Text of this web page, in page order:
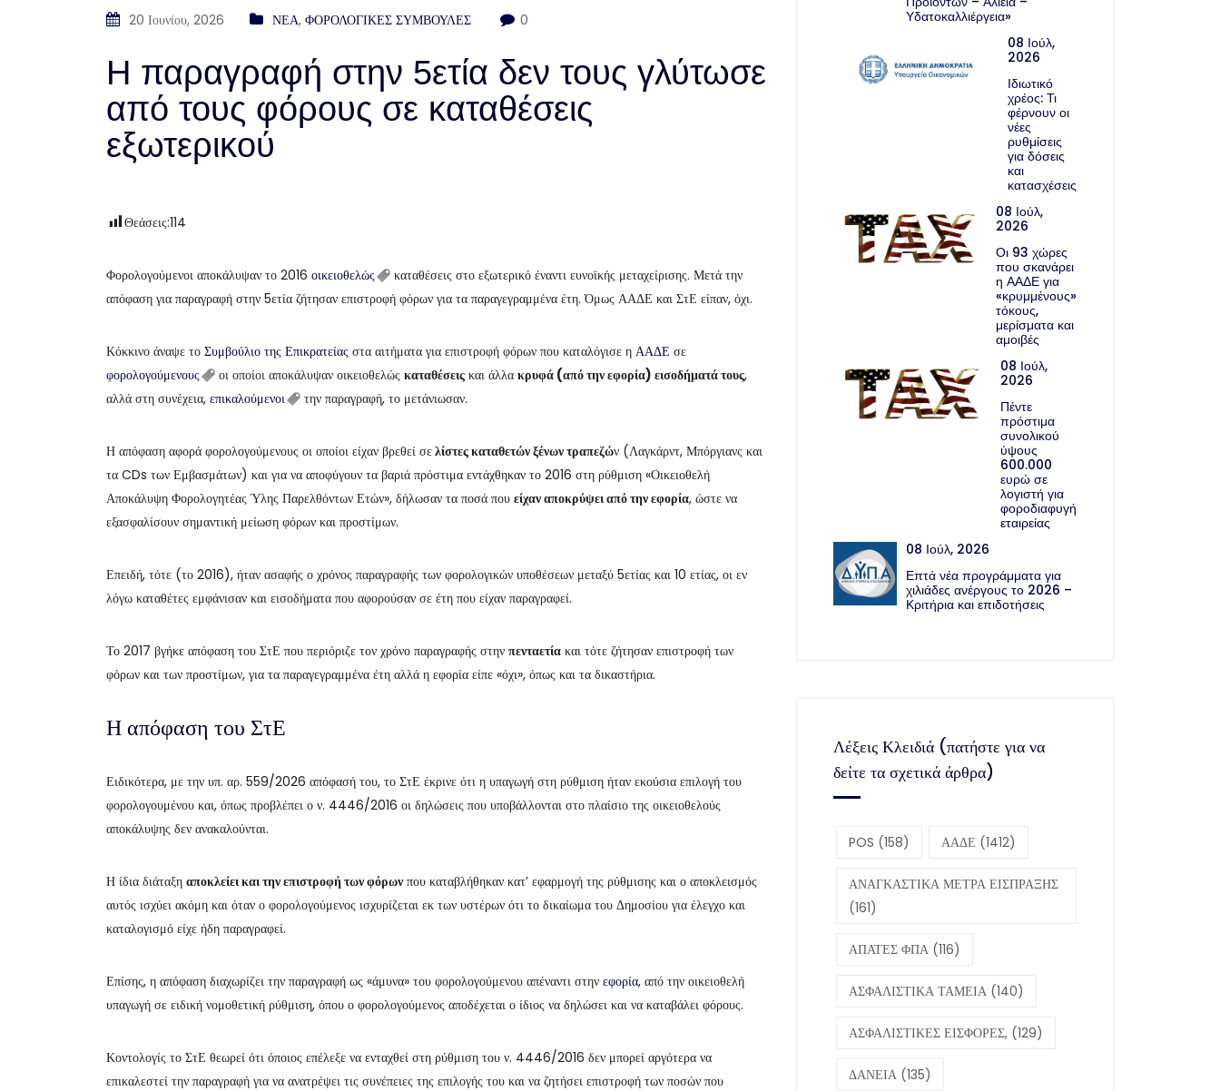
20 Ιουνίου, 2026 ΝΕΑ, ΦΟΡΟΛΟΓΙΚΕΣ ΣΥΜΒΟΥΛΕΣ 0
Η παραγραφή στην 5ετία δεν τους γλύτωσε
από τους φόρους σε καταθέσεις
εξωτερικού
Θεάσεις:114
Φορολογούμενοι αποκάλυψαν το 2016 οικειοθελώς
καταθέσεις στο εξωτερικό έναντι ευνοϊκής μεταχείρισης. Μετά την
απόφαση για παραγραφή στην 5ετία ζήτησαν επιστροφή φόρων για τα παραγεγραμμένα έτη. Όμως ΑΑΔΕ και ΣτΕ είπαν, όχι.
Κόκκινο άναψε το Συμβούλιο της Επικρατείας στα αιτήματα για επιστροφή φόρων που καταλόγισε η ΑΑΔΕ σε
φορολογούμενους
οι οποίοι αποκάλυψαν οικειοθελώς καταθέσεις και άλλα κρυφά (από την εφορία) εισοδήματά τους,
αλλά στη συνέχεια, επικαλούμενοι την παραγραφή, το μετάνιωσαν.
Η απόφαση αφορά φορολογούμενους οι οποίοι είχαν βρεθεί σελίστες καταθετών ξένων τραπεζών (Λαγκάρντ, Μπόργιανς και
τα CDs των Εμβασμάτων) και για να αποφύγουν τα βαριά πρόστιμα εντάχθηκαν το 2016 στη ρύθμιση «Οικειοθελή
Αποκάλυψη Φορολογητέας Ύλης Παρελθόντων Ετών», δήλωσαν τα ποσά που είχαν αποκρύψει από την εφορία, ώστε να
εξασφαλίσουν σημαντική μείωση φόρων και προστίμων.
Επειδή, τότε (το 2016), ήταν ασαφής ο χρόνος παραγραφής των φορολογικών υποθέσεων μεταξύ 5ετίας και 10 ετίας, οι εν
λόγω καταθέτες εμφάνισαν και εισοδήματα που αφορούσαν σε έτη που είχαν παραγραφεί.
Το 2017 βγήκε απόφαση του ΣτΕ που περιόριζε τον χρόνο παραγραφής στην πενταετία και τότε ζήτησαν επιστροφή των
φόρων και των προστίμων, για τα παραγεγραμμένα έτη αλλά η εφορία είπε «όχι», όπως και τα δικαστήρια.
Η απόφαση του ΣτΕ
Ειδικότερα, με την υπ. αρ. 559/2026 απόφασή του, το ΣτΕ έκρινε ότι η υπαγωγή στη ρύθμιση ήταν εκούσια επιλογή του
φορολογουμένου και, όπως προβλέπει ο ν. 4446/2016 οι δηλώσεις που υποβάλλονται στο πλαίσιο της οικειοθελούς
αποκάλυψης δεν ανακαλούνται.
Η ίδια διάταξη αποκλείει και την επιστροφή των φόρων που καταβλήθηκαν κατ’ εφαρμογή της ρύθμισης και ο αποκλεισμός
αυτός ισχύει ακόμη και όταν ο φορολογούμενος ισχυρίζεται εκ των υστέρων ότι το δικαίωμα του Δημοσίου για έλεγχο και
καταλογισμό είχε ήδη παραγραφεί.
Επίσης, η απόφαση διαχωρίζει την παραγραφή ως «άμυνα» του φορολογούμενου απέναντι στην εφορία, από την οικειοθελή
υπαγωγή σε ειδική νομοθετική ρύθμιση, όπου ο φορολογούμενος αποδέχεται ο ίδιος να δηλώσει και να καταβάλει φόρους.
Κοντολογίς το ΣτΕ θεωρεί ότι όποιος επέλεξε να ενταχθεί στη ρύθμιση του ν. 4446/2016 δεν μπορεί αργότερα να
επικαλεστεί την παραγραφή για να ανατρέψει τις συνέπειες της επιλογής του και να ζητήσει επιστροφή των ποσών που
Υδατοκαλλιέργεια»
08 Ιούλ,
2026
Ιδιωτικό
χρέος: Τι
φέρνουν οι
νέες
ρυθμίσεις
για δόσεις
και
κατασχέσεις
08 Ιούλ,
2026
Οι 93 χώρες
που σκανάρει
η ΑΑΔΕ για
«κρυμμένους»
τόκους,
μερίσματα και
αμοιβές
08 Ιούλ,
2026
Πέντε
πρόστιμα
συνολικού
ύψους
600.000
ευρώ σε
λογιστή για
φοροδιαφυγή
εταιρείας
08 Ιούλ, 2026
Επτά νέα προγράμματα για
χιλιάδες ανέργους το 2026 –
Κριτήρια και επιδοτήσεις
Λέξεις Κλειδιά (πατήστε για να
δείτε τα σχετικά άρθρα)
POS (158) ΑΑΔΕ (1412)
ΑΝΑΓΚΑΣΤΙΚΑ ΜΕΤΡΑ ΕΙΣΠΡΑΞΗΣ
(161)
ΑΠΑΤΕΣ ΦΠΑ (116)
ΑΣΦΑΛΙΣΤΙΚΑ ΤΑΜΕΙΑ (140)
ΑΣΦΑΛΙΣΤΙΚΕΣ ΕΙΣΦΟΡΕΣ, (129)
ΔΑΝΕΙΑ (135)